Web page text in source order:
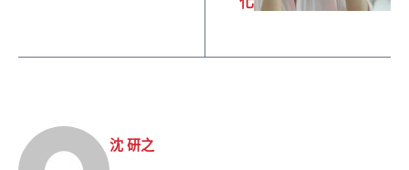
沈 研之